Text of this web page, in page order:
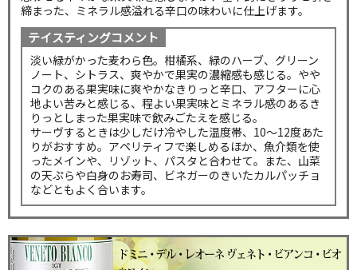
締まった、ミネラル感溢れる辛口の味わいに仕上げます。
テイスティングコメント
淡い緑がかった麦わら色。柑橘系、緑のハーブ、グリーン
ノート、シトラス、爽やかで果実の濃縮感も感じる。やや
コクのある果実味に爽やかなきりっと辛口、アフターに心
地よい苦みと感じる、程よい果実味とミネラル感のあるき
りっとしまった果実味で飲みごたえを感じる。
サーヴするときは少しだけ冷やした温度帯、10～12度あた
りがおすすめ。アペリティフで楽しめるほか、魚介類を使
ったメインや、リゾット、パスタと合わせて。また、山菜
の天ぷらや白身のお寿司、ビネガーのきいたカルパッチョ
などともよく合います。